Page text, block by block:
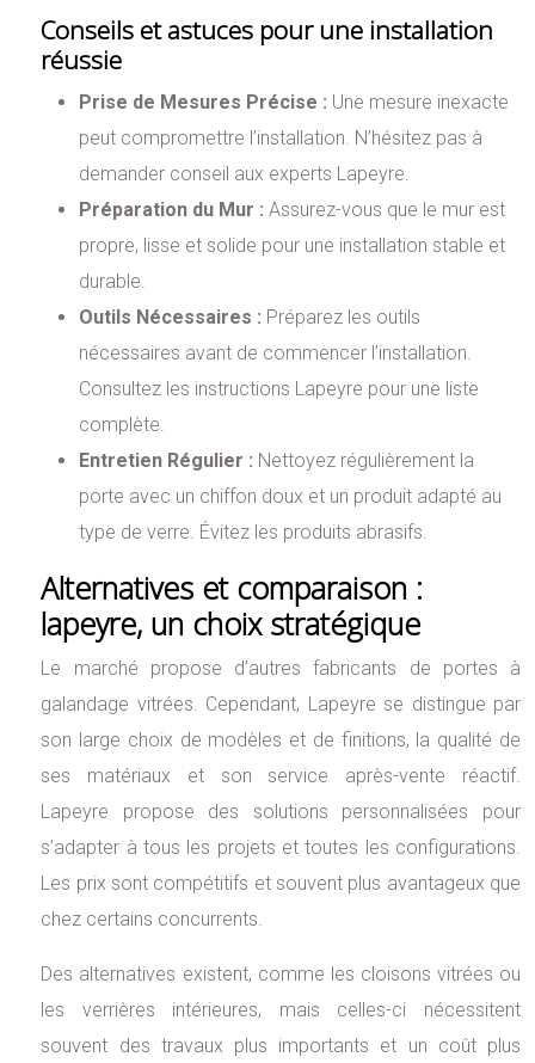
Conseils et astuces pour une installation
réussie
Prise de Mesures Précise : Une mesure inexacte
peut compromettre l’installation. N’hésitez pas à
demander conseil aux experts Lapeyre.
Préparation du Mur :Assurez-vous que le mur est
propre, lisse et solide pour une installation stable et
durable.
Outils Nécessaires : Préparez les outils
nécessaires avant de commencer l’installation.
Consultez les instructions Lapeyre pour une liste
complète.
Entretien Régulier : Nettoyez régulièrement la
porte avec un chiffon doux et un produit adapté au
type de verre. Évitez les produits abrasifs.
Alternatives et comparaison :
lapeyre, un choix stratégique
Le marché propose d’autres fabricants de portes à
galandage vitrées. Cependant, Lapeyre se distingue par
son large choix de modèles et de finitions, la qualité de
ses matériaux et son service après-vente réactif.
Lapeyre propose des solutions personnalisées pour
s’adapter à tous les projets et toutes les configurations.
Les prix sont compétitifs et souvent plus avantageux que
chez certains concurrents.
Des alternatives existent, comme les cloisons vitrées ou
les verrières intérieures, mais celles-ci nécessitent
souvent des travaux plus importants et un coût plus